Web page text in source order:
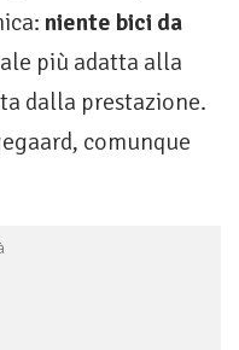
niente bici da
più adatta alla
dalla prestazione.
comunque